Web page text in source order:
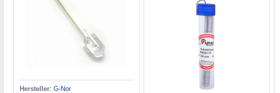
Hersteller: G-Nor